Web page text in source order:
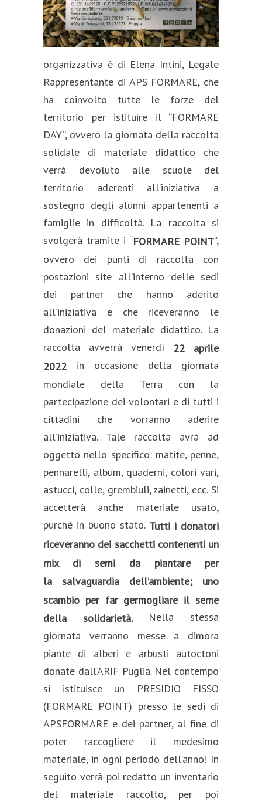
organizzativa è di Elena Intini, Legale
Rappresentante di APS FORMARE, che
ha coinvolto tutte le forze del
territorio per istituire il “FORMARE
DAY”, ovvero la giornata della raccolta
solidale di materiale didattico che
verrà devoluto alle scuole del
territorio aderenti all’iniziativa a
sostegno degli alunni appartenenti a
famiglie in difficoltà. La raccolta si
svolgerà tramite i “FORMARE POINT”,
ovvero dei punti di raccolta con
postazioni site all’interno delle sedi
dei partner che hanno aderito
all’iniziativa e che riceveranno le
donazioni del materiale didattico. La
raccolta avverrà venerdì 22 aprile
2022 in occasione della giornata
mondiale della Terra con la
partecipazione dei volontari e di tutti i
cittadini che vorranno aderire
all’iniziativa. Tale raccolta avrà ad
oggetto nello specifico: matite, penne,
pennarelli, album, quaderni, colori vari,
astucci, colle, grembiuli, zainetti, ecc. Si
accetterà anche materiale usato,
purché in buono stato. Tutti i donatori
riceveranno dei sacchetti contenenti un
mix di semi da piantare per
la salvaguardia dell’ambiente; uno
scambio per far germogliare il seme
della solidarietà.Nella stessa
giornata verranno messe a dimora
piante di alberi e arbusti autoctoni
donate dall’ARIF Puglia. Nel contempo
si istituisce un PRESIDIO FISSO
(FORMARE POINT) presso le sedi di
APSFORMARE e dei partner, al fine di
poter raccogliere il medesimo
materiale, in ogni periodo dell’anno! In
seguito verrà poi redatto un inventario
del materiale raccolto, per poi